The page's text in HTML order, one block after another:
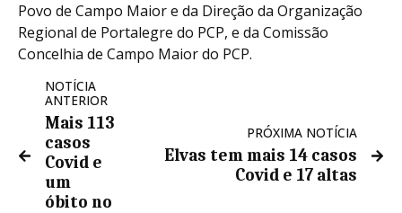
Povo de Campo Maior e da Direção da Organização
Regional de Portalegre do PCP, e da Comissão
Concelhia de Campo Maior do PCP.
NOTÍCIA
ANTERIOR
Mais 113
casos
Covid e
um
óbito no
PRÓXIMA NOTÍCIA
Elvas tem mais 14 casos
Covid e 17 altas